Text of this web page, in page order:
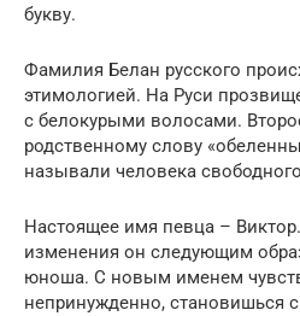
букву.
Фамилия Белан русского
этимологией. На Руси
с белокурыми волосами.
родственному слову
называли человека
Настоящее имя певца –
изменения он следующим
юноша. С новым именем
непринужденно, становишься